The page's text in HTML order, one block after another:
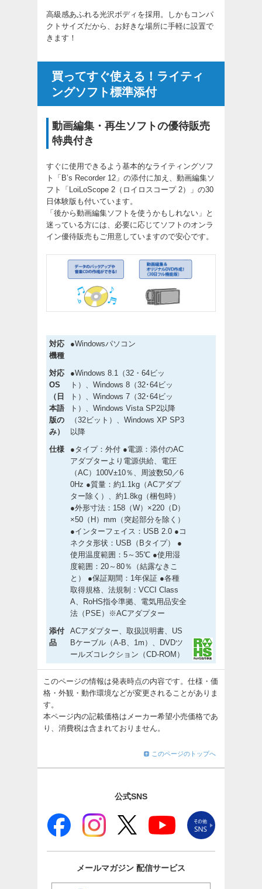
高級感あふれる光沢ボディを採用。しかもコンパ
クトサイズだから、お好きな場所に手軽に設置で
きます！
買ってすぐ使える！ライティ
ングソフト標準添付
動画編集・再生ソフトの優待販売
特典付き
すぐに使用できるよう基本的なライティングソフ
ト「B’s Recorder 12」の添付に加え、動画編集ソ
フト「LoiLoScope 2（ロイロスコープ 2）」の30
日体験版も付いています。
「後から動画編集ソフトを使うかもしれない」と
迷っている方には、必要に応じてソフトのオンラ
イン優待販売もご用意していますので安心です。
対応
機種
●Windowsパソコン
対応
OS
（日
本語
版の
み）
●Windows 8.1（32・64ビッ
ト）、Windows 8（32･64ビッ
ト）、Windows 7（32･64ビッ
ト）、Windows Vista SP2以降
（32ビット）、Windows XP SP3
以降
仕様
●タイプ：外付 ●電源：添付のAC
アダプターより電源供給、電圧
（AC）100V±10％、周波数50／6
0Hz ●質量：約1.1kg（ACアダプ
ター除く）、約1.8kg（梱包時）
●外形寸法：158（W）×220（D）
×50（H）mm（突起部分を除く）
●インターフェイス：USB 2.0 ●コ
ネクタ形状：USB（Bタイプ） ●
使用温度範囲：5～35℃ ●使用湿
度範囲：20～80％（結露なきこ
と） ●保証期間：1年保証 ●各種
取得規格、法規制：VCCI Class
A、RoHS指令準拠、電気用品安全
法（PSE）※ACアダプター
添付
品
ACアダプター、取扱説明書、US
Bケーブル（A-B、1m）、DVDツ
ールズコレクション（CD-ROM）
このページの情報は発表時点の内容です。仕様・価
格・外観・動作環境などが変更されることがありま
す。
本ページ内の記載価格はメーカー希望小売価格であ
り、消費税は含まれておりません。
このページのトップへ
公式SNS
メールマガジン 配信サービス